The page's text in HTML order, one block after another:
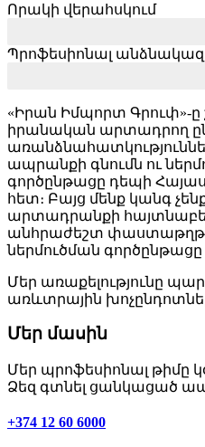
Որակի վերահսկում
Պրոֆեսիոնալ
«Իրան Իմպորտ Գրուփ»-ը
իրանական արտադրող
ապրանքի գնումն ու
գործընթացը դեպի
հետ։ Բայց մենք կանգ
արտադրանքի
անհրաժեշտ
ներմուծման
Մեր առաքելությունը
առևտրային
Մեր մասին
Մեր պրոֆեսիոնալ թիմը
Ձեզ գտնել ցանկացած
+374 12 60 6000